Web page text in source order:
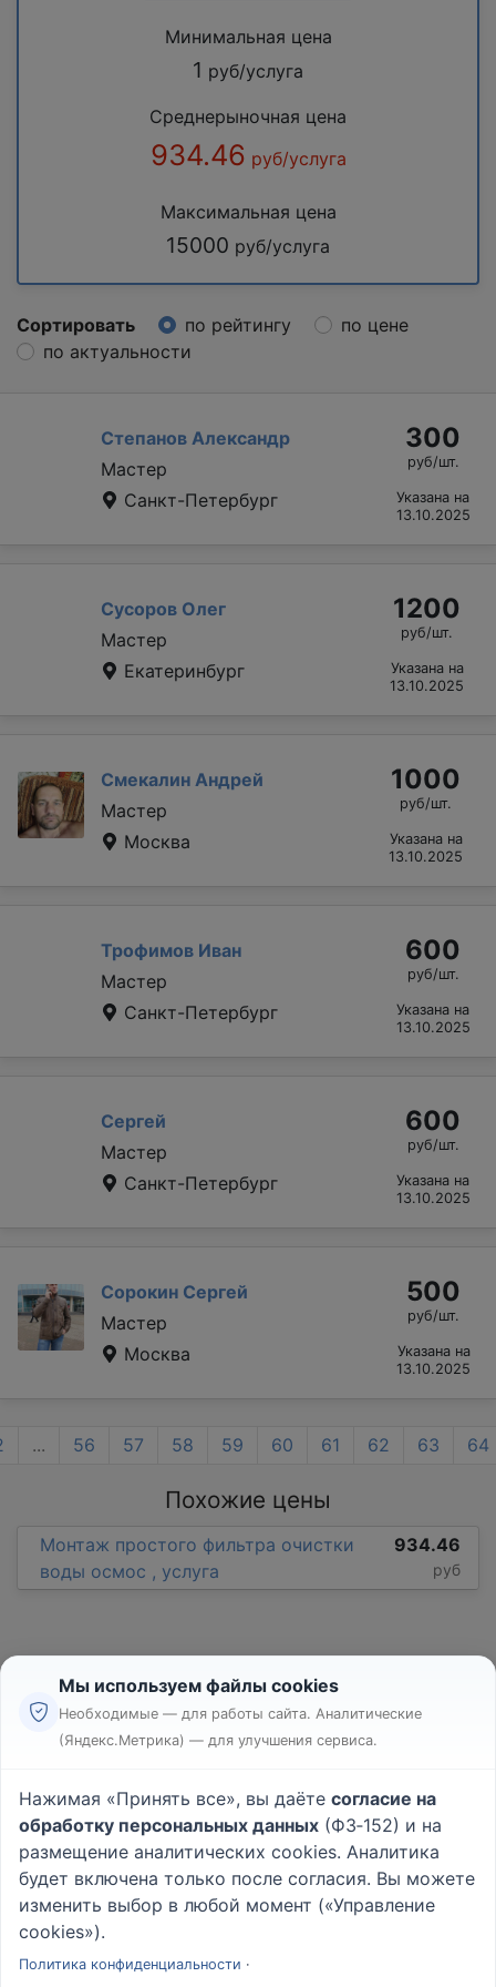
Минимальная цена
1 руб/услуга
Среднерыночная цена
934.46 руб/услуга
Максимальная цена
15000 руб/услуга
Сортировать по рейтингу
по цене
по актуальности
Степанов Александр
Мастер
Санкт-Петербург
300
руб/шт.
Указана на
13.10.2025
Сусоров Олег
Мастер
Екатеринбург
1200
руб/шт.
Указана на
13.10.2025
Смекалин Андрей
Мастер
Москва
1000
руб/шт.
Указана на
13.10.2025
Трофимов Иван
Мастер
Санкт-Петербург
600
руб/шт.
Указана на
13.10.2025
Сергей
Мастер
Санкт-Петербург
600
руб/шт.
Указана на
13.10.2025
Сорокин Сергей
Мастер
Москва
500
руб/шт.
Указана на
13.10.2025
... 56 57 58 59 60 61 62 63 64
Похожие цены
Монтаж простого фильтра очистки
воды осмос , услуга
934.46
руб
Реклама
Пользовательское соглашение
Политика конфиденциальности
Вопрос - Ответ|О проекте
Мы используем файлы cookies
Необходимые — для работы сайта. Аналитические
(Яндекс.Метрика) — для улучшения сервиса.
Нажимая «Принять все», вы даёте согласие на
обработку персональных данных (ФЗ‑152) и на
размещение аналитических cookies. Аналитика
будет включена только после согласия. Вы можете
изменить выбор в любой момент («Управление
cookies»).
Политика конфиденциальности ·